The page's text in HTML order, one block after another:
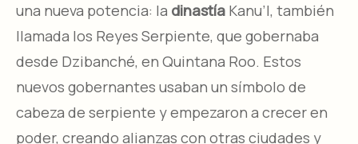
una nueva potencia: la dinastía Kanu’l, también
llamada los Reyes Serpiente, que gobernaba
desde Dzibanché, en Quintana Roo. Estos
nuevos gobernantes usaban un símbolo de
cabeza de serpiente y empezaron a crecer en
poder, creando alianzas con otras ciudades y